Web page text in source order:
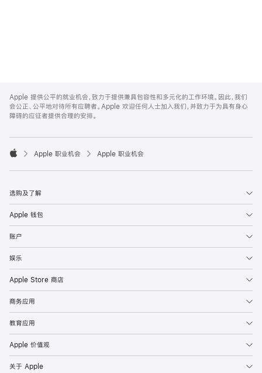
Footer
Apple 提供公平的就业机会，致力于提供兼具包容性和多元化的工作环境。因此，我们
会公正、公平地对待所有应聘者。Apple 欢迎任何人士加入我们，并致力于为具有身心
障碍的应征者提供合理的安排。

Apple 职业机会 Apple 职业机会
选购及了解
Apple 钱包
账户
娱乐
Apple Store 商店
商务应用
教育应用
Apple 价值观
关于 Apple